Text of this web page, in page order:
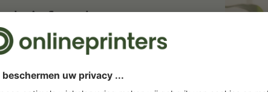
en bespaar
Wij houden u op de hoogte van
Abonneer u nu en profiteer